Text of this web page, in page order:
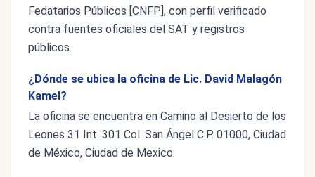
Fedatarios Públicos [CNFP], con perfil verificado
contra fuentes oficiales del SAT y registros
públicos.
¿Dónde se ubica la oficina de Lic. David Malagón
Kamel?
La oficina se encuentra en Camino al Desierto de los
Leones 31 Int. 301 Col. San Ángel C.P. 01000, Ciudad
de México, Ciudad de Mexico.